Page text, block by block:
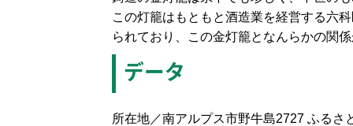
この灯籠はもともと酒造業を経営する六
られており、この金灯籠となんらかの関
データ
所在地／南アルプス市野牛島2727 ふるさ